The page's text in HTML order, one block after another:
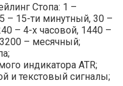
Стопа: 1 –
– 15-ти минутный, 30 –
– 4-х часовой, 1440 –
– месячный;
индикатора ATR;
и текстовый сигналы;